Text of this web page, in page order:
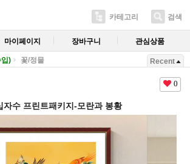
카테고리 검색
마이페이지 장바구니 관심상품
) 꽃/정물 Recent
0
자수 프린트패키지-모란과 봉황